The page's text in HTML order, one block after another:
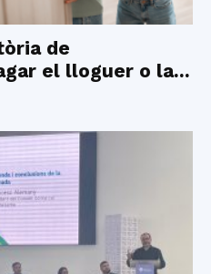
de
el lloguer o la...